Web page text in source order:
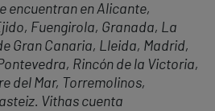
encuentran en Alicante,
Fuengirola, Granada, La
Gran Canaria, Lleida, Madrid,
Rincón de la Victoria,
del Mar, Torremolinos,
Vithas cuenta